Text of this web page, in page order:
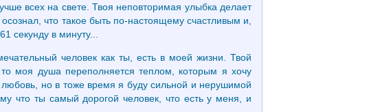
всех на свете. Твоя неповторимая улыбка делает
что такое быть по-настоящему счастливым и,
секунду в минуту...
человек как ты, есть в моей жизни. Твой
моя душа переполняется теплом, которым я хочу
любовь, но в тоже время я буду сильной и нерушимой
что ты самый дорогой человек, что есть у меня, и